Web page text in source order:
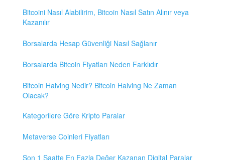
Bitcoini Nasıl Alabilirim, Bitcoin Nasıl Satın Alınır veya
Kazanılır
Borsalarda Hesap Güvenliği Nasıl Sağlanır
Borsalarda Bitcoin Fiyatları Neden Farklıdır
Bitcoin Halving Nedir? Bitcoin Halving Ne Zaman
Olacak?
Kategorilere Göre Kripto Paralar
Metaverse Coinleri Fiyatları
Son 1 Saatte En Fazla Değer Kazanan Digital Paralar